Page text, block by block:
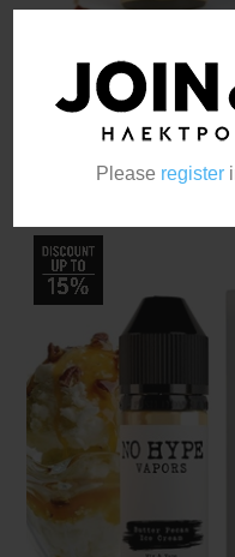
Please register
No Hype Vapors